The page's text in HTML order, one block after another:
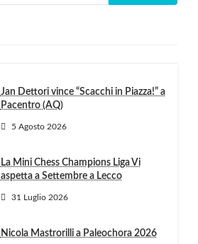
Jan Dettori vince “Scacchi in Piazza!” a
Pacentro (AQ)
5 Agosto 2026
La Mini Chess Champions Liga Vi
aspetta a Settembre a Lecco
31 Luglio 2026
Nicola Mastrorilli a Paleochora 2026